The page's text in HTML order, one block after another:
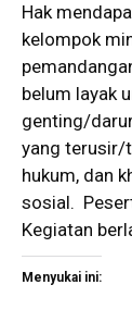
Hak
kelompok
belum layak
genting/
yang terusir/
hukum, dan
sosial.
Kegiatan
Menyukai ini: